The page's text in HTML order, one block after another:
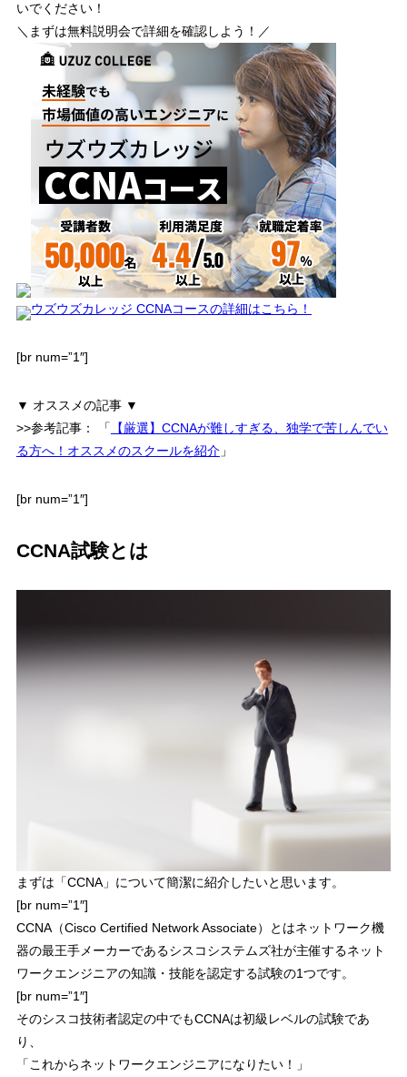
いでください！
＼まずは無料説明会で詳細を確認しよう！／
ウズウズカレッジ CCNAコースの詳細はこちら！
[br num=”1″]
▼ オススメの記事 ▼
>>参考記事：
「
【厳選】CCNAが難しすぎる、独学で苦しんでい
る方へ！オススメのスクールを紹介」
[br num=”1″]
CCNA試験とは
まずは「CCNA」について簡潔に紹介したいと思います。
[br num=”1″]
CCNA（Cisco Certified Network Associate）とはネットワーク機
器の最王手メーカーであるシスコシステムズ社が主催するネット
ワークエンジニアの知識・技能を認定する試験の1つです。
[br num=”1″]
そのシスコ技術者認定の中でもCCNAは初級レベルの試験であ
り、
「これからネットワークエンジニアになりたい！」